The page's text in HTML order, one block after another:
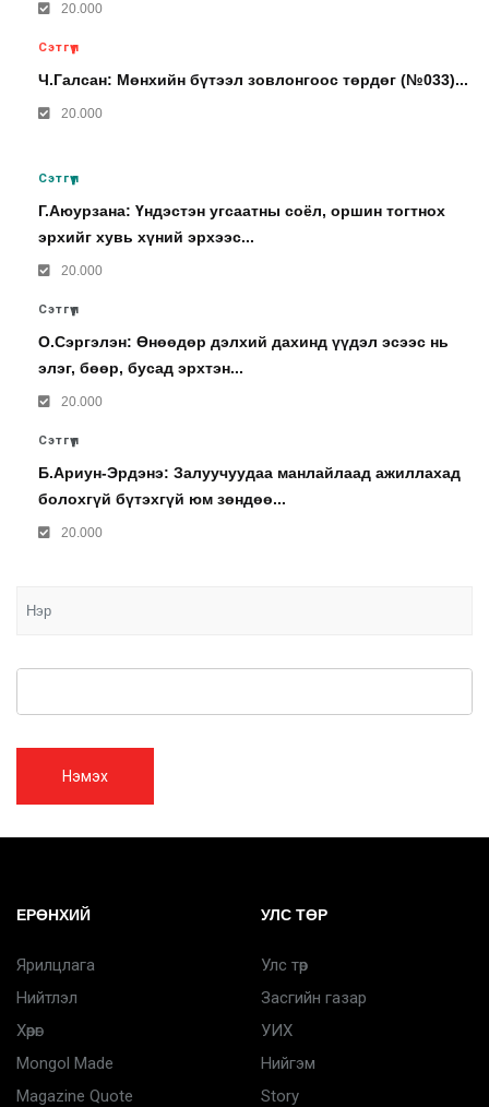
20.000
Сэтгүүл
Ч.Галсан: Мөнхийн бүтээл зовлонгоос төрдөг (№033)...
20.000
Сэтгүүл
Г.Аюурзана: Үндэстэн угсаатны соёл, оршин тогтнох
эрхийг хувь хүний эрхээс...
20.000
Сэтгүүл
О.Сэргэлэн: Өнөөдөр дэлхий дахинд үүдэл эсээс нь
элэг, бөөр, бусад эрхтэн...
20.000
Сэтгүүл
Б.Ариун-Эрдэнэ: Залуучуудаа манлайлаад ажиллахад
болохгүй бүтэхгүй юм зөндөө...
20.000
Нэмэх
ЕРӨНХИЙ
Ярилцлага
Нийтлэл
Хөрөг
Mongol Made
Magazine Quote
УЛС ТӨР
Улс төр
Засгийн газар
УИХ
Нийгэм
Story